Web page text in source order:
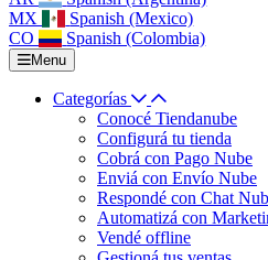
MX
Spanish (Mexico)
CO
Spanish (Colombia)
Menu
Categorías
Conocé Tiendanube
Configurá tu tienda
Cobrá con Pago Nube
Enviá con Envío Nube
Respondé con Chat
Automatizá con
Vendé offline